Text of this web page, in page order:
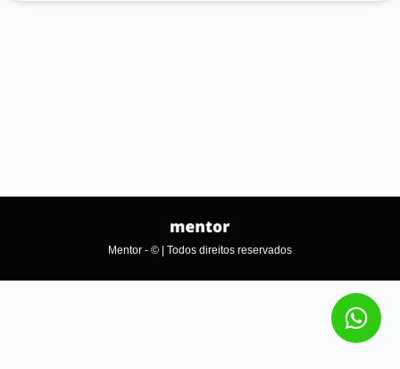
Mentor - © | Todos direitos reservados